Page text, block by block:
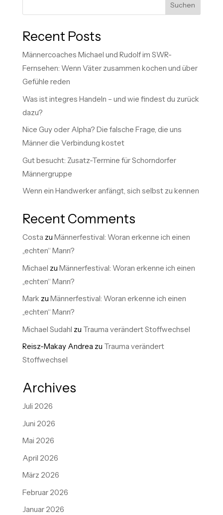
Suchen
Recent Posts
Männercoaches Michael und Rudolf im SWR-
Fernsehen: Wenn Väter zusammen kochen und über
Gefühle reden
Was ist integres Handeln – und wie findest du zurück
dazu?
Nice Guy oder Alpha? Die falsche Frage, die uns
Männer die Verbindung kostet
Gut besucht: Zusatz-Termine für Schorndorfer
Männergruppe
Wenn ein Handwerker anfängt, sich selbst zu kennen
Recent Comments
Costa zu Männerfestival: Woran erkenne ich einen
„echten“ Mann?
Michael zu Männerfestival: Woran erkenne ich einen
„echten“ Mann?
Mark zu Männerfestival: Woran erkenne ich einen
„echten“ Mann?
Michael Sudahl zu Trauma verändert Stoffwechsel
Reisz-Makay Andrea zu Trauma verändert
Stoffwechsel
Archives
Juli 2026
Juni 2026
Mai 2026
April 2026
März 2026
Februar 2026
Januar 2026